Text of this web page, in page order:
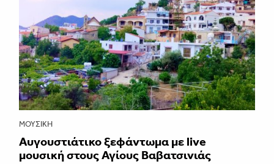
ΜΟΥΣΙΚΉ
Αυγουστιάτικο ξεφάντωμα με live
μουσική στους Αγίους Βαβατσινιάς